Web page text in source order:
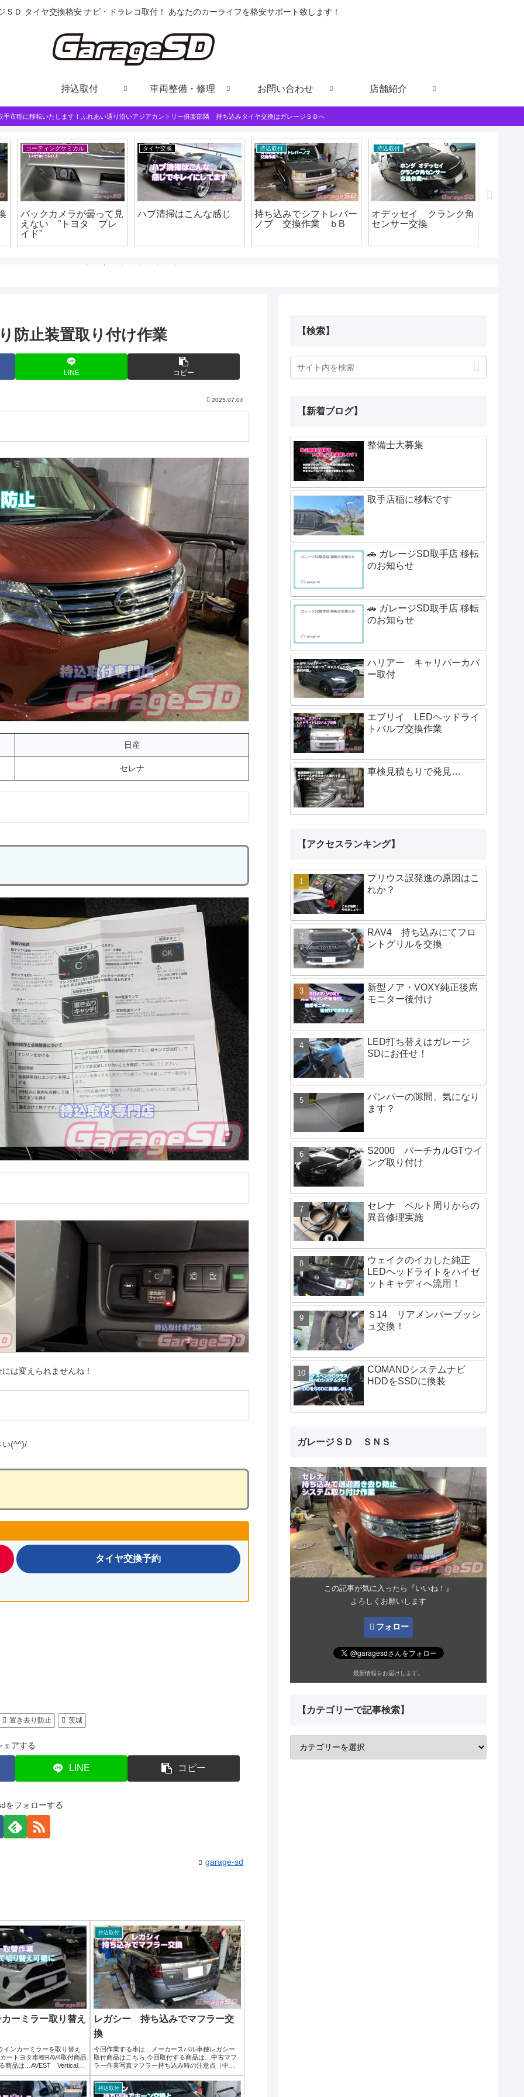
ＳＤ タイヤ交換格安 ナビ・ドラレコ取付！ あなたのカーライフを格安サポート致します！
持込取付 車両整備・修理 お問い合わせ 店舗紹介
手市稲に移転いたします！ふれあい通り沿いアジアカントリー俱楽部隣 持ち込みタイヤ交換はガレージＳＤへ
コーティングケミカル
バックカメラが曇って見
えない ”トヨタ ブレ
イド”
タイヤ交換
ハブ清掃はこんな感じ
持込取付
持ち込みでシフトレバー
ノブ 交換作業 ｂB
持込取付
オデッセイ クランク角
センサー交換
防止装置取り付け作業
LINE コピー
2025.07.04
日産
セレナ
は変えられませんね！
い(^^)/
タイヤ交換予約
置き去り防止 茨城
ェアする
LINE コピー
をフォローする
garage-sd
ーミラー取り替え
ンカーミラーを取り替え
ートヨタ車種RAV4取付商品
商品は…AVEST Vertical
ウインカーレンズ作業写真
換は、ドア...
持込取付
レガシー 持ち込みでマフラー交
換
今回作業する車は…メーカースバル車種レガシー
取付商品はこちら 今回取付する商品は…中古マフ
ラー作業写真マフラー持ち込み時の注意点（中
古）部品は揃っているかガスケットはあるか自分
の車との適合は取れているか曲がりや排気漏れの
履歴は無いかこのくら...
持込取付
【検索】
【新着ブログ】
整備士大募集
取手店稲に移転です
🚗 ガレージSD取手店 移転
のお知らせ
🚗 ガレージSD取手店 移転
のお知らせ
ハリアー キャリパーカバ
ー取付
エブリイ LEDヘッドライ
トバルブ交換作業
車検見積もりで発見…
【アクセスランキング】
プリウス誤発進の原因はこ
れか？
RAV4 持ち込みにてフロ
ントグリルを交換
新型ノア・VOXY純正後席
モニター後付け
LED打ち替えはガレージ
SDにお任せ！
バンパーの隙間、気になり
ます？
S2000 バーチカルGTウイ
ング取り付け
セレナ ベルト周りからの
異音修理実施
ウェイクのイカした純正
LEDヘッドライトをハイゼ
ットキャディへ流用！
Ｓ14 リアメンバーブッシ
ュ交換！
COMANDシステムナビ
HDDをSSDに換装
ガレージＳＤ ＳＮＳ
この記事が気に入ったら『いいね！』
よろしくお願いします
フォロー
最新情報をお届けします。
【カテゴリーで記事検索】